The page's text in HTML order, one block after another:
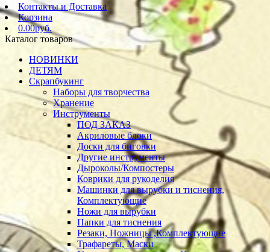
Контакты и Доставка
Корзина
0.00руб.
Каталог товаров
НОВИНКИ
ДЕТЯМ
Скрапбукинг
Наборы для творчества
Хранение
Инструменты
ПОД ЗАКАЗ
Акриловые блоки
Доски для биговки
Другие инструменты
Дыроколы/Компостеры
Коврики для рукоделия
Машинки для вырубки и тиснения,
Комплектующие
Ножи для вырубки
Папки для тиснения
Резаки, Ножницы ,Комплектующие
Трафареты, Маски